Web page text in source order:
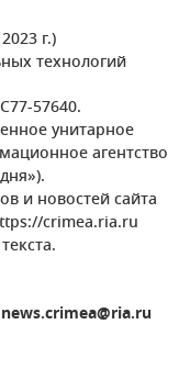
г.)
технологий
57640.
унитарное
агентство
и новостей сайта
crimea.ria.ru
news.crimea@ria.ru